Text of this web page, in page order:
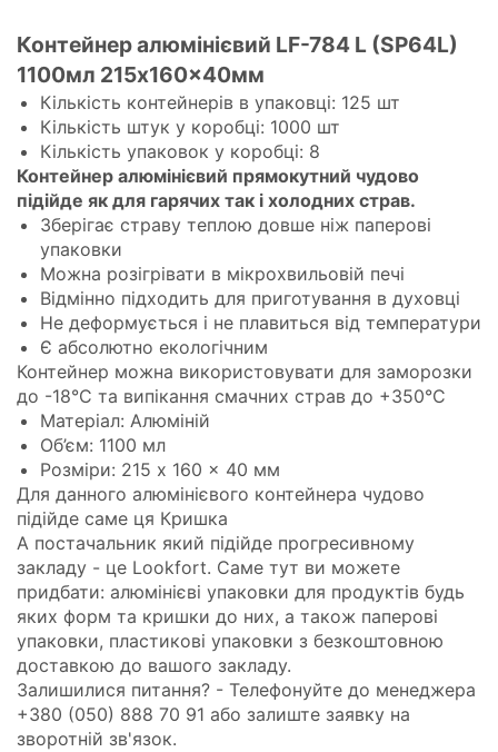
Контейнер алюмінієвий LF-784 L (SP64L)
1100мл 215x160x40мм
Кількість контейнерів в упаковці: 125 шт
Кількість штук у коробці: 1000 шт
Кількість упаковок у коробці: 8
Контейнер алюмінієвий прямокутний чудово
підійде як для гарячих так і холодних страв.
Зберігає страву теплою довше ніж паперові
упаковки
Можна розігрівати в мікрохвильовій печі
Відмінно підходить для приготування в духовці
Не деформується і не плавиться від температури
Є абсолютно екологічним
Контейнер можна використовувати для заморозки
до -18°С та випікання смачних страв до +350°С
Матеріал: Алюміній
Об’єм: 1100 мл
Розміри: 215 x 160 x 40 мм
Для данного алюмінієвого контейнера чудово
підійде саме ця Кришка
А постачальник який підійде прогресивному
закладу - це Lookfort. Саме тут ви можете
придбати: алюмінієві упаковки для продуктів будь
яких форм та кришки до них, а також паперові
упаковки, пластикові упаковки з безкоштовною
доставкою до вашого закладу.
Залишилися питання? - Телефонуйте до менеджера
+380 (050) 888 70 91 або залиште заявку на
зворотній зв'язок.